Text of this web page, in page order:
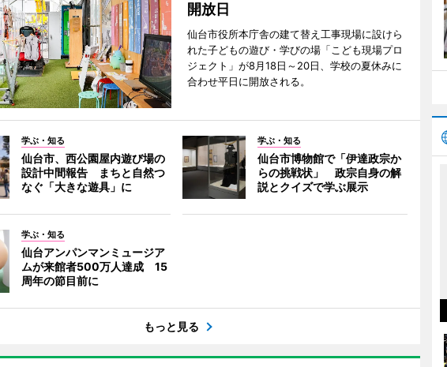
開放日
仙台市役所本庁舎の建て替え工事現場に設けら
れた子どもの遊び・学びの場「こども現場プロ
ジェクト」が8月18日～20日、学校の夏休みに
合わせ平日に開放される。
学ぶ・知る
仙台市、西公園屋内遊び場の
設計中間報告 まちと自然つ
なぐ「大きな遊具」に
学ぶ・知る
仙台市博物館で「伊達政宗か
らの挑戦状」 政宗自身の解
説とクイズで学ぶ展示
学ぶ・知る
仙台アンパンマンミュージア
ムが来館者500万人達成 15
周年の節目前に
もっと見る